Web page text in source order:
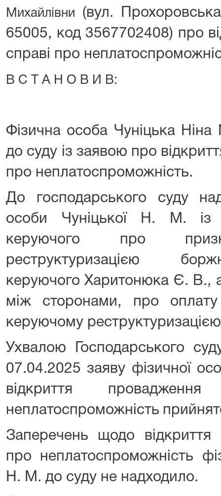
Михайлівни
(вул.
65005, код 3567702408) про
справі про
В С Т А Н О В И В:
Фізична особа Чуніцька Ніна
до суду із заявою про
про неплатоспроможність.
До господарського суду
особи Чуніцької Н. М. із
керуючого про
реструктуризацією
керуючого Харитонюка Є. В.,
між сторонами, про оплату
керуючому
Ухвалою Господарського
07.04.2025 заяву фізичної
відкриття
неплатоспроможність
Заперечень щодо
про неплатоспроможність
Н. М. до суду не надходило.